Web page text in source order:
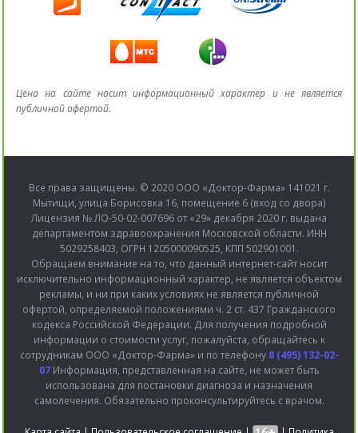
Цена на сайте носит информационный характер и не является
публичной офертой.
Все права защищены. © 2020 ООО «Доктор-Фарма» 141021 г.
Мытищи, улица Борисовка 16, помещение 6 (вход со двора)
Лицензия № ЛО-50-02-007696 от «29» декабря 2020 г. выдана
департаментом здравоохранения Московской области. ИНН
5029258403, ОГРН 1205000090525, КПП 502901001.
Обращаем внимание на то, что данный интернет-сайт носит
исключительно информационный характер, не является объектом
рекламы, и ни при каких условиях не является публичной
офертой, определяемой положениями ч. 2 ст. 437 Гражданского
кодекса Российской Федерации. Для получения подробной
информации о стоимости услуг, пожалуйста, обращайтесь к
сотрудникам ООО «Доктор-Фарма» и по телефону 8 (495) 132-02-
07Информация, представленная на сайте, не может быть
использована для постановки диагноза и назначения
самолечения. Обязательно проконсультируйтесь с врачом.